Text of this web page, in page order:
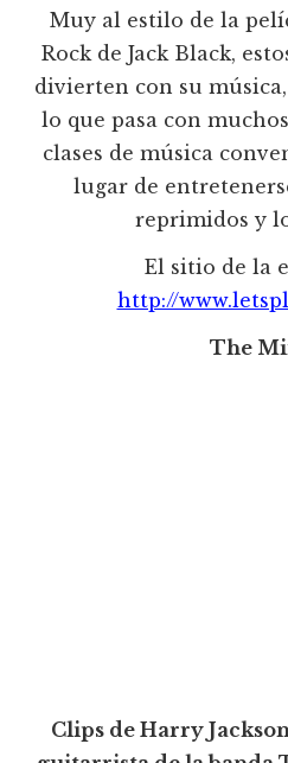
Muy al estilo de la
Rock de Jack Black,
divierten con su
lo que pasa con
clases de música
lugar de
reprimidos y
El sitio de la
http://
The
Clips de Harry